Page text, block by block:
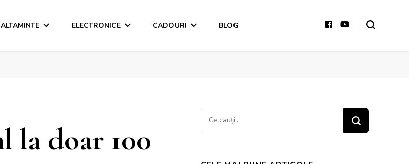
ELECTRONICE CADOURI BLOG
la doar 100
Cauți
ceva?